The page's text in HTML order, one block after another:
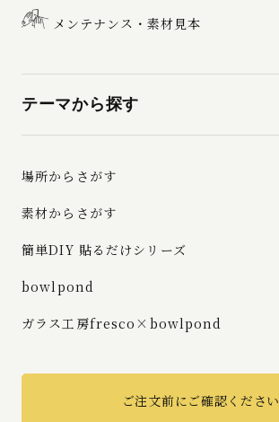
メンテナンス・素材見本
テーマから探す
場所からさがす
素材からさがす
簡単DIY 貼るだけシリーズ
bowlpond
ガラス工房fresco×bowlpond
ご注文前にご確認ください